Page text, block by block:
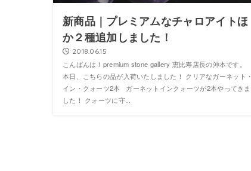
新商品｜プレミアムなチャロアイトほ
か２種追加しました！
2018.06.15
こんばんは！premium stone gallery 恵比寿店長の沖本です。
本日、こちらの品が入荷いたしました！ クリアなガーネット・
イン・クォーツ2本 ガーネットインクォーツが2本やってきま
した！ クォーツに守...